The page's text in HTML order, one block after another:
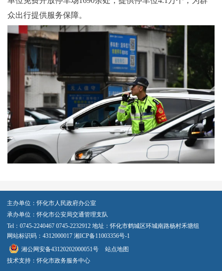
众出行提供服务保障。
主办单位：怀化市人民政府办公室
承办单位：怀化市公安局交通管理支队
Tel：0745-2240467 0745-2232912 地址：怀化市鹤城区环城南路杨村禾塘组
网站标识码：4312000017 湘ICP备11003356号-1
湘公网安备43120202000051号
站点地图
技术支持：怀化市政务服务中心